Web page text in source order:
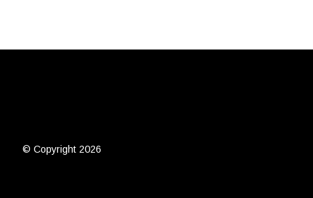
© Copyright 2026